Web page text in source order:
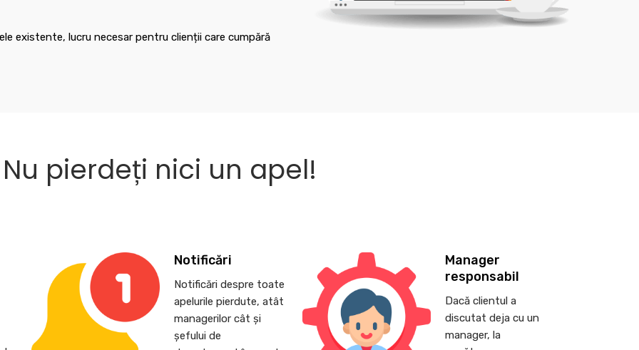
existente, lucru necesar pentru clienții care cumpără
Nu pierdeți nici un apel!
Notificări
Notificări despre toate
apelurile pierdute, atât
managerilor cât și
șefului de
Manager
responsabil
Dacă clientul a
discutat deja cu un
manager, la